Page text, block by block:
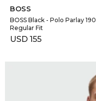
BOSS
BOSS Black - Polo Parlay 190
Regular Fit
USD 155